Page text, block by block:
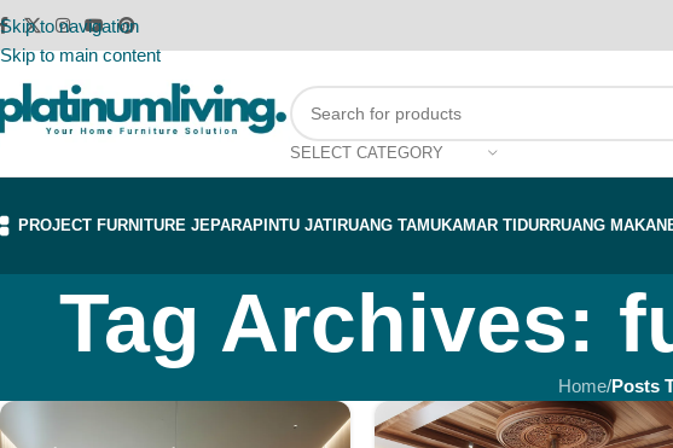
Skip to navigation
Skip to main content
SELECT CATEGORY
PROJECT FURNITURE JEPARAPINTU JATI RUANG TAMUKAMAR TIDURRUANG MAKAN
Tag Archives:
Home/Posts